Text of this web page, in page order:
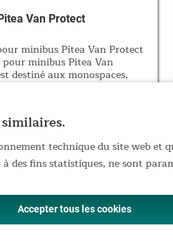
Van Protect
minibus Pitea Van Protect
minibus Pitea Van
destiné aux monospaces,
et fourgons équipés d'une
€ * UVP 279,00 €
Air Van 260 avec parois
technique du site web
fins statistiques, ne sont
Accepter tous les cookies